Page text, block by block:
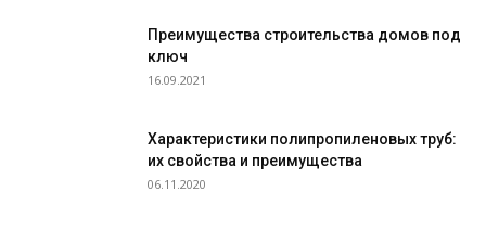
Преимущества строительства домов под
ключ
16.09.2021
Характеристики полипропиленовых труб:
их свойства и преимущества
06.11.2020